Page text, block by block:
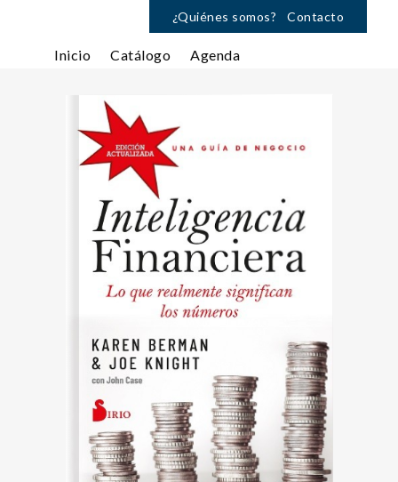
¿Quiénes somos? Contacto
Inicio Catálogo Agenda